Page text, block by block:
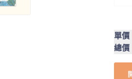
單價
總價